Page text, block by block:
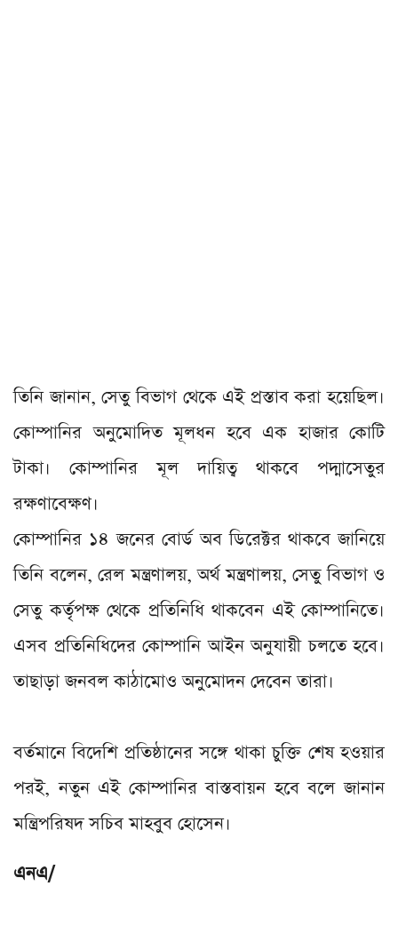
তিনি জানান, সেতু বিভাগ থেকে এই প্রস্তাব করা হয়েছিল।
কোম্পানির অনুমোদিত মূলধন হবে এক হাজার কোটি
টাকা। কোম্পানির মূল দায়িত্ব থাকবে পদ্মাসেতুর
রক্ষণাবেক্ষণ।
কোম্পানির ১৪ জনের বোর্ড অব ডিরেক্টর থাকবে জানিয়ে
তিনি বলেন, রেল মন্ত্রণালয়, অর্থ মন্ত্রণালয়, সেতু বিভাগ ও
সেতু কর্তৃপক্ষ থেকে প্রতিনিধি থাকবেন এই কোম্পানিতে।
এসব প্রতিনিধিদের কোম্পানি আইন অনুযায়ী চলতে হবে।
তাছাড়া জনবল কাঠামোও অনুমোদন দেবেন তারা।
বর্তমানে বিদেশি প্রতিষ্ঠানের সঙ্গে থাকা চুক্তি শেষ হওয়ার
পরই, নতুন এই কোম্পানির বাস্তবায়ন হবে বলে জানান
মন্ত্রিপরিষদ সচিব মাহবুব হোসেন।
এনএ/